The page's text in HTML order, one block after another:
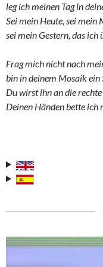
leg ich meinen Tag in
Sei mein Heute, sei mein
sei mein Gestern, das ich
Frag mich nicht nach
bin in deinem Mosaik ein
Du wirst ihn an die rechte
Deinen Händen bette ich